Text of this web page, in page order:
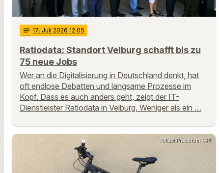
notes 17. Juli 2026 12:05
Ratiodata: Standort Velburg schafft bis zu
75 neue Jobs
Wer an die Digitalisierung in Deutschland denkt, hat
oft endlose Debatten und langsame Prozesse im
Kopf. Dass es auch anders geht, zeigt der IT-
Dienstleister Ratiodata in Velburg. Weniger als ein …
Polizei Präsidium OPF